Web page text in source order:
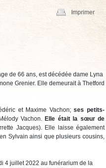
Imprimer
de 66 ans, est décédée dame Lyna
Grenier. Elle demeurait à Thetford
et Maxime Vachon;ses petits-
Vachon. Elle était la sœur de
Jacques). Elle laisse également
Sylvain ainsi que plusieurs cousins,
4 juillet 2022 au funérarium de la